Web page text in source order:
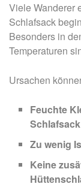
Viele Wanderer
Schlafsack
Besonders in
Temperaturen
Ursachen
Feuchte
Schlafsack
Zu wenig
Keine